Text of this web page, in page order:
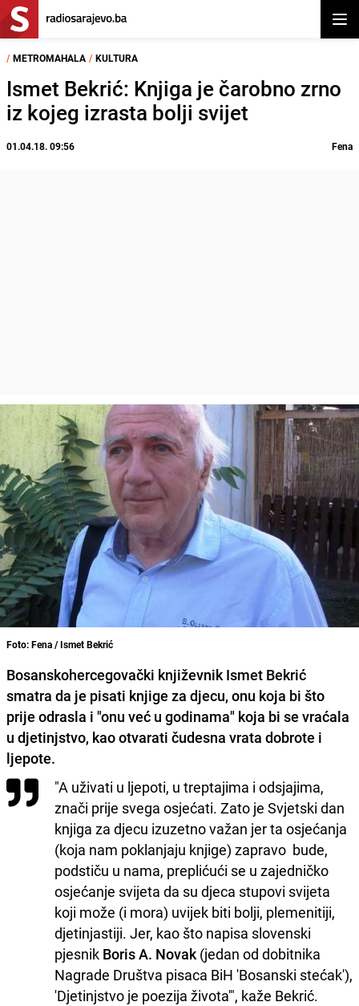
/ METROMAHALA / KULTURA
Ismet Bekrić: Knjiga je čarobno zrno
iz kojeg izrasta bolji svijet
01.04.18. 09:56 Fena
Foto: Fena / Ismet Bekrić
Bosanskohercegovački književnik Ismet Bekrić
smatra da je pisati knjige za djecu, onu koja bi što
prije odrasla i "onu već u godinama" koja bi se vraćala
u djetinjstvo, kao otvarati čudesna vrata dobrote i
ljepote.
"A uživati u ljepoti, u treptajima i odsjajima,
znači prije svega osjećati. Zato je Svjetski dan
knjiga za djecu izuzetno važan jer ta osjećanja
(koja nam poklanjaju knjige) zapravo bude,
podstiču u nama, preplićući se u zajedničko
osjećanje svijeta da su djeca stupovi svijeta
koji može (i mora) uvijek biti bolji, plemenitiji,
djetinjastiji. Jer, kao što napisa slovenski
pjesnik Boris A. Novak (jedan od dobitnika
Nagrade Društva pisaca BiH 'Bosanski stećak'),
'Djetinjstvo je poezija života'", kaže Bekrić.